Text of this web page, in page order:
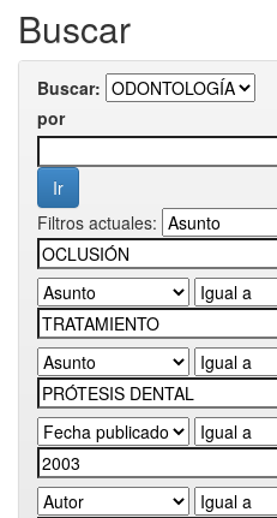
Buscar
Buscar:
por
Filtros actuales: